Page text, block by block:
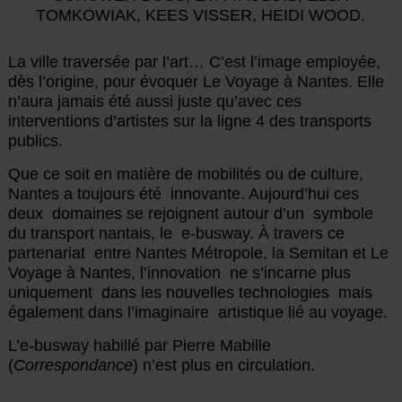
TOMKOWIAK, KEES VISSER, HEIDI WOOD.
La ville traversée par l’art… C’est l’image employée,
dès l’origine, pour évoquer Le Voyage à Nantes. Elle
n’aura jamais été aussi juste qu’avec ces
interventions d’artistes sur la ligne 4 des transports
publics.
Que ce soit en matière de mobilités ou de culture,
Nantes a toujours été innovante. Aujourd’hui ces
deux domaines se rejoignent autour d’un symbole
du transport nantais, le e-busway. À travers ce
partenariat entre Nantes Métropole, la Semitan et Le
Voyage à Nantes, l’innovation ne s’incarne plus
uniquement dans les nouvelles technologies mais
également dans l’imaginaire artistique lié au voyage.
L’e-busway habillé par Pierre Mabille
(Correspondance) n’est plus en circulation.